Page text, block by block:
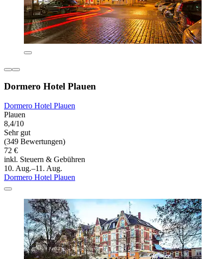
Dormero Hotel Plauen
Dormero Hotel Plauen
Plauen
8,4/10
Sehr gut
(349 Bewertungen)
72 €
inkl. Steuern & Gebühren
10. Aug.–11. Aug.
Dormero Hotel Plauen